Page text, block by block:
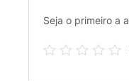
Seja o primeiro a